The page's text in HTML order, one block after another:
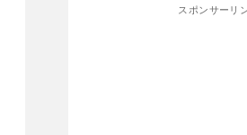
スポンサーリ